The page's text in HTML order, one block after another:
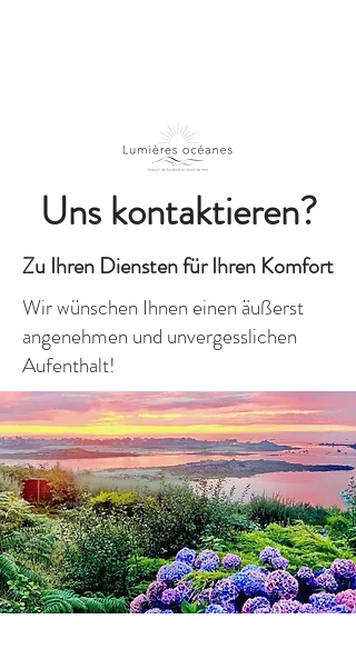
Uns kontaktieren?
Zu Ihren Diensten für Ihren Komfort
Wir wünschen Ihnen einen äußerst
angenehmen und unvergesslichen
Aufenthalt!